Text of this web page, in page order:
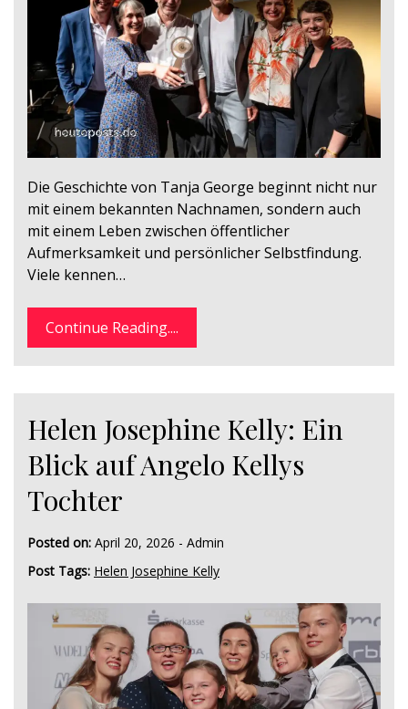
Die Geschichte von Tanja George beginnt nicht nur
mit einem bekannten Nachnamen, sondern auch
mit einem Leben zwischen öffentlicher
Aufmerksamkeit und persönlicher Selbstfindung.
Viele kennen…
Continue Reading....
Helen Josephine Kelly: Ein
Blick auf Angelo Kellys
Tochter
Posted on: April 20, 2026 - Admin
Post Tags: Helen Josephine Kelly